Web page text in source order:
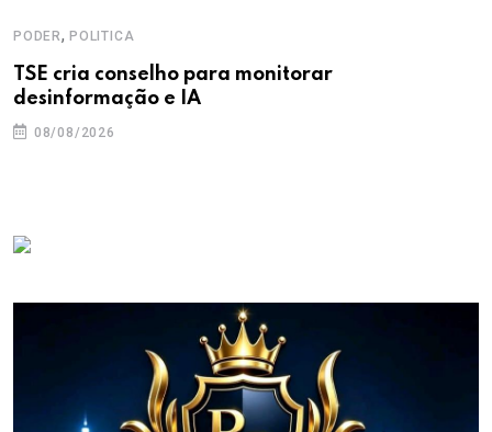
PODER, POLITICA
TSE cria conselho para monitorar
desinformação e IA
08/08/2026